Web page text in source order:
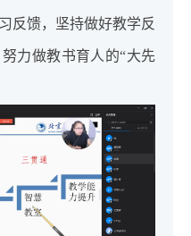
反馈，坚持做好教学反
力做教书育人的“大先